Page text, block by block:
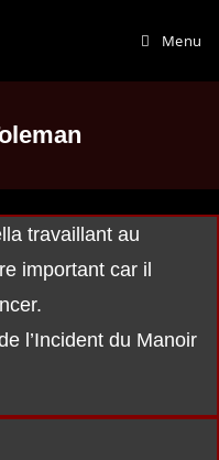
Menu
travaillant au
important car il
l’Incident du Manoir